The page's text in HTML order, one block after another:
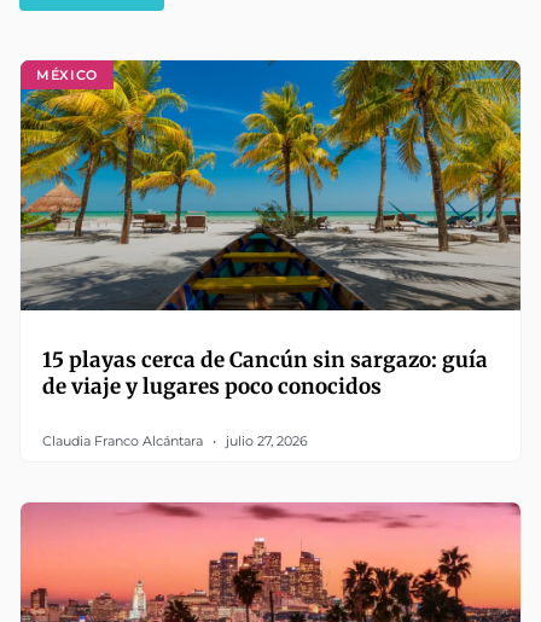
MÉXICO
15 playas cerca de Cancún sin sargazo: guía
de viaje y lugares poco conocidos
Claudia Franco Alcántara julio 27, 2026